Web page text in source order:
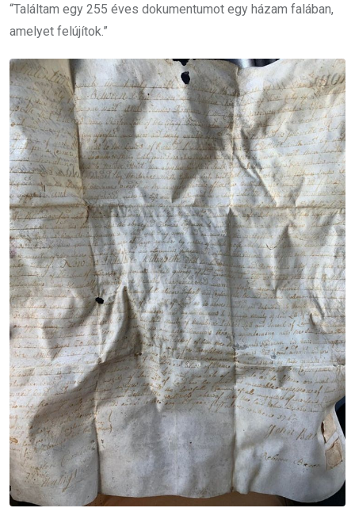
“Találtam egy 255 éves dokumentumot egy házam falában,
amelyet felújítok.”